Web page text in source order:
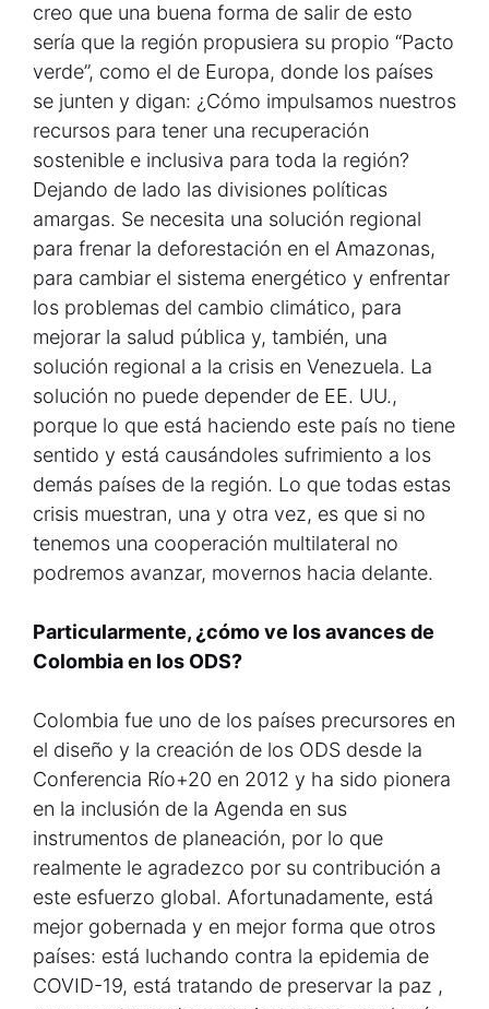
creo que una buena forma de salir de esto
sería que la región propusiera su propio “Pacto
verde”, como el de Europa, donde los países
se junten y digan: ¿Cómo impulsamos nuestros
recursos para tener una recuperación
sostenible e inclusiva para toda la región?
Dejando de lado las divisiones políticas
amargas. Se necesita una solución regional
para frenar la deforestación en el Amazonas,
para cambiar el sistema energético y enfrentar
los problemas del cambio climático, para
mejorar la salud pública y, también, una
solución regional a la crisis en Venezuela. La
solución no puede depender de EE. UU.,
porque lo que está haciendo este país no tiene
sentido y está causándoles sufrimiento a los
demás países de la región. Lo que todas estas
crisis muestran, una y otra vez, es que si no
tenemos una cooperación multilateral no
podremos avanzar, movernos hacia delante.
Particularmente, ¿cómo ve los avances de
Colombia en los ODS?
Colombia fue uno de los países precursores en
el diseño y la creación de los ODS desde la
Conferencia Río+20 en 2012 y ha sido pionera
en la inclusión de la Agenda en sus
instrumentos de planeación, por lo que
realmente le agradezco por su contribución a
este esfuerzo global. Afortunadamente, está
mejor gobernada y en mejor forma que otros
países: está luchando contra la epidemia de
COVID-19, está tratando de preservar la paz ,